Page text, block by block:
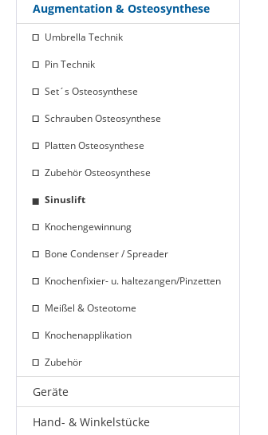
Augmentation & Osteosynthese
Umbrella Technik
Pin Technik
Set´s Osteosynthese
Schrauben Osteosynthese
Platten Osteosynthese
Zubehör Osteosynthese
Sinuslift
Knochengewinnung
Bone Condenser / Spreader
Knochenfixier- u. haltezangen/Pinzetten
Meißel & Osteotome
Knochenapplikation
Zubehör
Geräte
Hand- & Winkelstücke